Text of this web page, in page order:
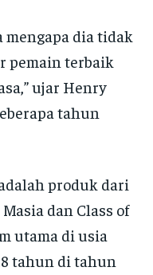
mengapa dia tidak
pemain terbaik
ujar Henry
tahun
produk dari
dan Class of
utama di usia
tahun di tahun